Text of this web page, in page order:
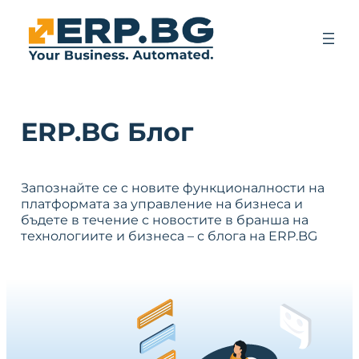
ERP.BG Блог
Запознайте се с новите функционалности на
платформата за управление на бизнеса и
бъдете в течение с новостите в бранша на
технологиите и бизнеса – с блога на ERP.BG